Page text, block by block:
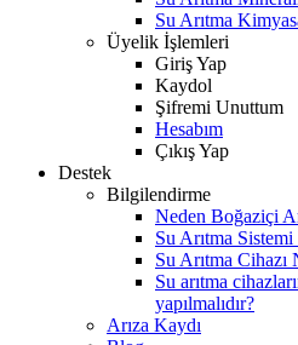
Su Arıtma
Üyelik İşlemleri
Giriş Yap
Kaydol
Şifremi Unuttum
Hesabım
Çıkış Yap
Destek
Bilgilendirme
Neden Boğaziçi
Su Arıtma
Su Arıtma Cihazı
Su arıtma
yapılmalıdır?
Arıza Kaydı